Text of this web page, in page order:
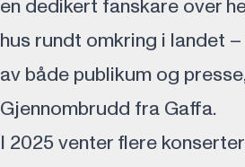
en dedikert fanskare over
hus rundt omkring i landet
av både publikum og
Gjennombrudd fra Gaffa.
I 2025 venter flere